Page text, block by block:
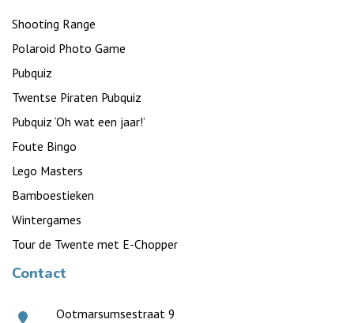
Shooting Range
Polaroid Photo Game
Pubquiz
Twentse Piraten Pubquiz
Pubquiz ‘Oh wat een jaar!’
Foute Bingo
Lego Masters
Bamboestieken
Wintergames
Tour de Twente met E-Chopper
Contact
Ootmarsumsestraat 9